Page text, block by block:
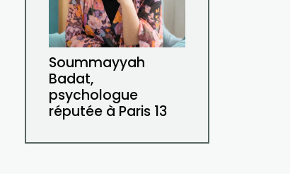
Soummayyah
Badat,
psychologue
réputée à Paris 13